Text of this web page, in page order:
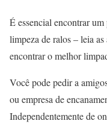
É essencial encontrar
limpeza de ralos – leia
encontrar o melhor
Você pode pedir a
ou empresa de
Independentemente de